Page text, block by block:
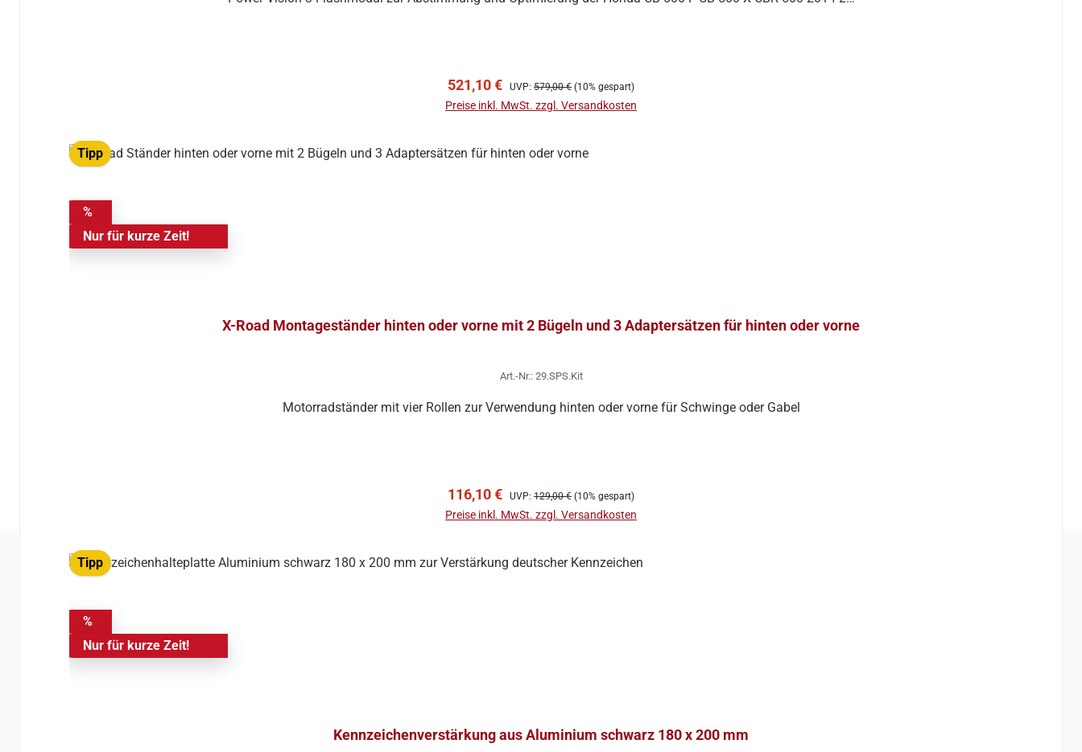
Verkaufspreis:
521,10 € Regulärer Preis:
UVP: 579,00 € (10% gespart)
Preise inkl. MwSt. zzgl. Versandkosten
Tipp
%
Nur für kurze Zeit!
X-Road Montageständer hinten oder vorne mit 2 Bügeln und 3 Adaptersätzen für hinten oder vorne
Art.-Nr.: 29.SPS.Kit
Motorradständer mit vier Rollen zur Verwendung hinten oder vorne für Schwinge oder Gabel
Verkaufspreis:
116,10 € Regulärer Preis:
UVP: 129,00 € (10% gespart)
Preise inkl. MwSt. zzgl. Versandkosten
Tipp
%
Nur für kurze Zeit!
Kennzeichenverstärkung aus Aluminium schwarz 180 x 200 mm